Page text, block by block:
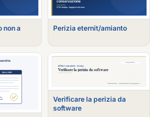
non a
Perizia eternit/amianto
Verificare la perizia da
software